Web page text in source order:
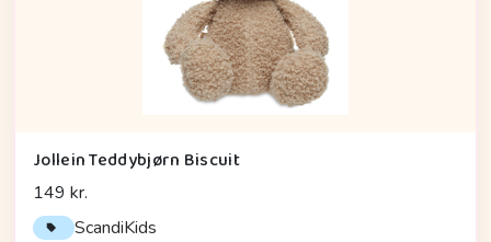
Jollein Teddybjørn Biscuit
149 kr.
ScandiKids